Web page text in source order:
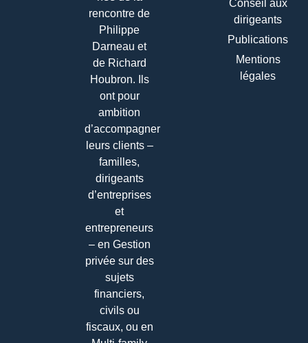
rencontre de
Philippe
Darneau et
de Richard
Houbron. Ils
ont pour
ambition
d’accompagner
leurs clients –
familles,
dirigeants
d’entreprises
et
entrepreneurs
– en Gestion
privée sur des
sujets
financiers,
civils ou
fiscaux, ou en
Conseil aux
dirigeants
Publications
Mentions
légales